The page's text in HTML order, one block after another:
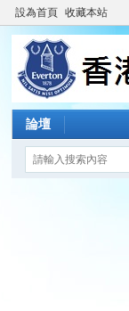
設為首頁 收藏本站
論壇